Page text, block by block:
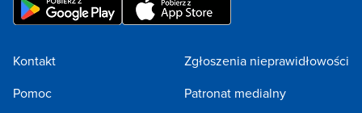
Kontakt
Pomoc
Zgłoszenia nieprawidłowości
Patronat medialny